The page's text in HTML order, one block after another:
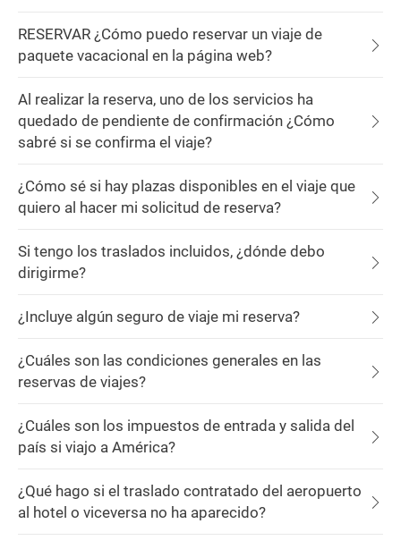
RESERVAR ¿Cómo puedo reservar un viaje de
paquete vacacional en la página web?
Al realizar la reserva, uno de los servicios ha
quedado de pendiente de confirmación ¿Cómo
sabré si se confirma el viaje?
¿Cómo sé si hay plazas disponibles en el viaje que
quiero al hacer mi solicitud de reserva?
Si tengo los traslados incluidos, ¿dónde debo
dirigirme?
¿Incluye algún seguro de viaje mi reserva?
¿Cuáles son las condiciones generales en las
reservas de viajes?
¿Cuáles son los impuestos de entrada y salida del
país si viajo a América?
¿Qué hago si el traslado contratado del aeropuerto
al hotel o viceversa no ha aparecido?